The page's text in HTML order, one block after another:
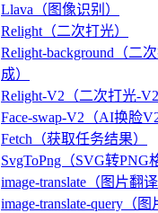
Llava（图像识别）
Relight（二次打光）
Relight-background（二
成）
Relight-V2（二次打光-V2
Face-swap-V2（AI换脸V2
Fetch（获取任务结果）
SvgToPng（SVG转PNG
image-translate（图片翻译
image-translate-query（图